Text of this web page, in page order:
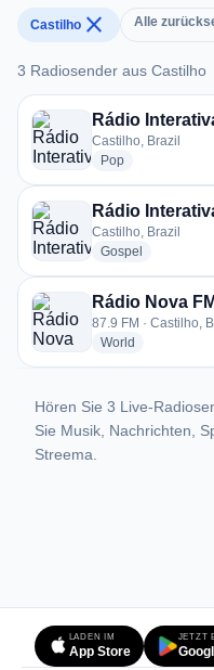
Castilho close Alle
3 Radiosender aus Castilho
3 Radiosender aus
Rádio
Castilho, Brazil
Popradio stations
Rádio
Castilho, Brazil
Gospel
Rádio Nova FM
87.9 FM · Castilho,
World
Hören Sie 3 Live-
Sie Musik, Nachrichten,
Streema.
LADEN IM
App Store
JETZT